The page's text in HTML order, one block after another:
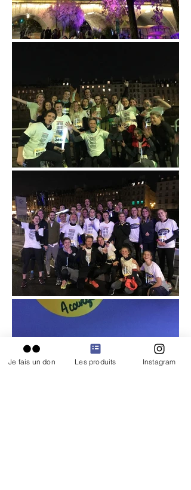
Je fais un don Les produits Instagram